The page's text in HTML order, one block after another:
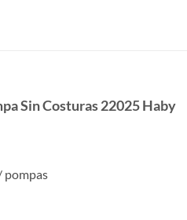
Sin Costuras 22025 Haby
pompas